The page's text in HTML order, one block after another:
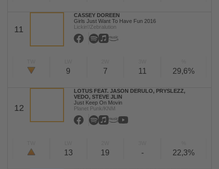
11
CASSEY DOREEN
Girls Just Want To Have Fun 2016
Lickin'/Zebralution
9 7 11 29,6%
12
LOTUS FEAT. JASON DERULO, PRYSLEZZ,
VEDO, STEVE JLIN
Just Keep On Movin
Planet Punk/KNM
13 19 - 22,3%